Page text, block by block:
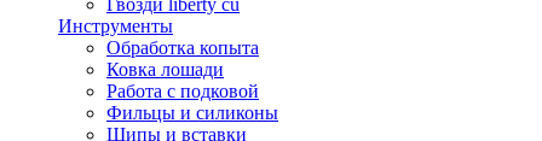
Инструменты
Обработка копыта
Ковка лошади
Работа с подковой
Фильцы и силиконы
Шипы и вставки